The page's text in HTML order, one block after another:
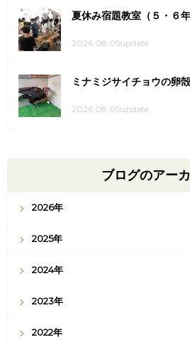
夏休み宿題教室（５・６
2026.08.05update
ミナミジサイチョウの卵
2026.08.05update
ブログのアー
2026年
2025年
2024年
2023年
2022年